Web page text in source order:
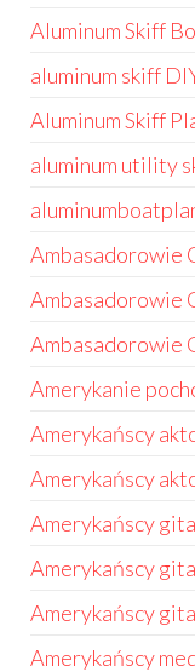
Aluminum Skiff
aluminum skiff
Aluminum Skiff
aluminum utility
Ambasadorowie
Ambasadorowie
Ambasadorowie
Amerykanie
Amerykańscy
Amerykańscy
Amerykańscy
Amerykańscy
Amerykańscy
Amerykańscy